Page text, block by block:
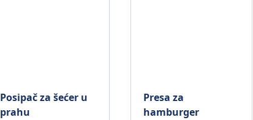
Posipač za šećer u
prahu
Presa za
hamburger